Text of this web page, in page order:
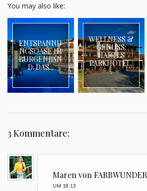
You may also like:
ENTSPANNU
NGSOASE IM
BURGENLAN
D: DAS...
WELLNESS &
GENUSS:
HARTLS
PARKHOTEL..
.
3 Kommentare:
Maren von FARBWUNDER
UM 18:13